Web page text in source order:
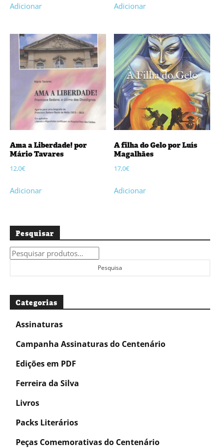
Adicionar Adicionar
Ama a Liberdade! por
Mário Tavares
12,0€
Adicionar
A filha do Gelo por Luís
Magalhães
17,0€
Adicionar
Pesquisar
Pesquisar
por:
Pesquisa
Categorias
Assinaturas
Campanha Assinaturas do Centenário
Edições em PDF
Ferreira da Silva
Livros
Packs Literários
Peças Comemorativas do Centenário